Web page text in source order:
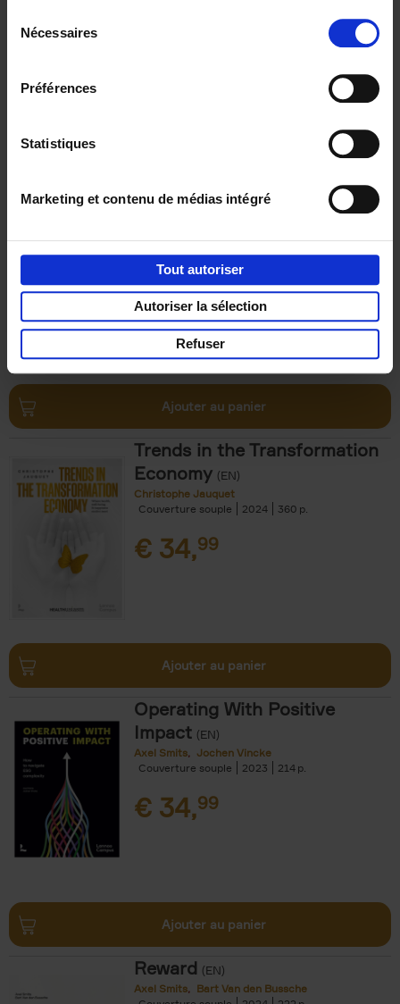
Nécessaires
Préférences
Statistiques
Marketing et contenu de médias intégré
Tout autoriser
Autoriser la sélection
Refuser
Why now? ENG (EN)
€34,99
Ajouter au panier
Trends in the Transformation
Economy (EN)
Christophe Jauquet
Couverture souple
2024 360
€ 34,99
Ajouter au panier
Operating With Positive
Impact (EN)
Axel Smits
Jochen Vincke
Couverture souple
2023 214
€ 34,99
Ajouter au panier
Reward (EN)
Axel Smits
Bart Van den Bussche